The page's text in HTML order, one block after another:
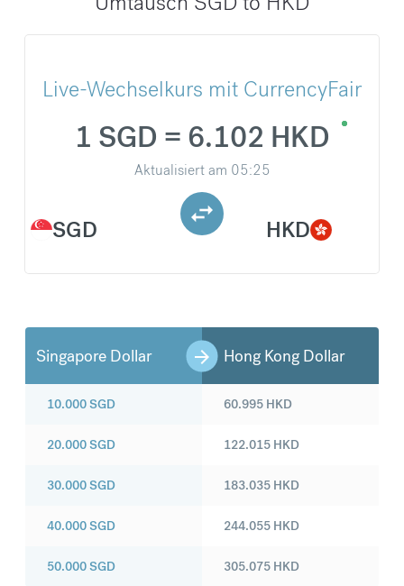
Live-Wechselkurs mit CurrencyFair
SGD
1 SGD = 6.102 HKD
Aktualisiert am 05:25
HKD
Singapore Dollar Hong Kong Dollar
10.000SGD
20.000SGD
30.000SGD
40.000SGD
50.000SGD
60.995 HKD
122.015 HKD
183.035 HKD
244.055 HKD
305.075 HKD